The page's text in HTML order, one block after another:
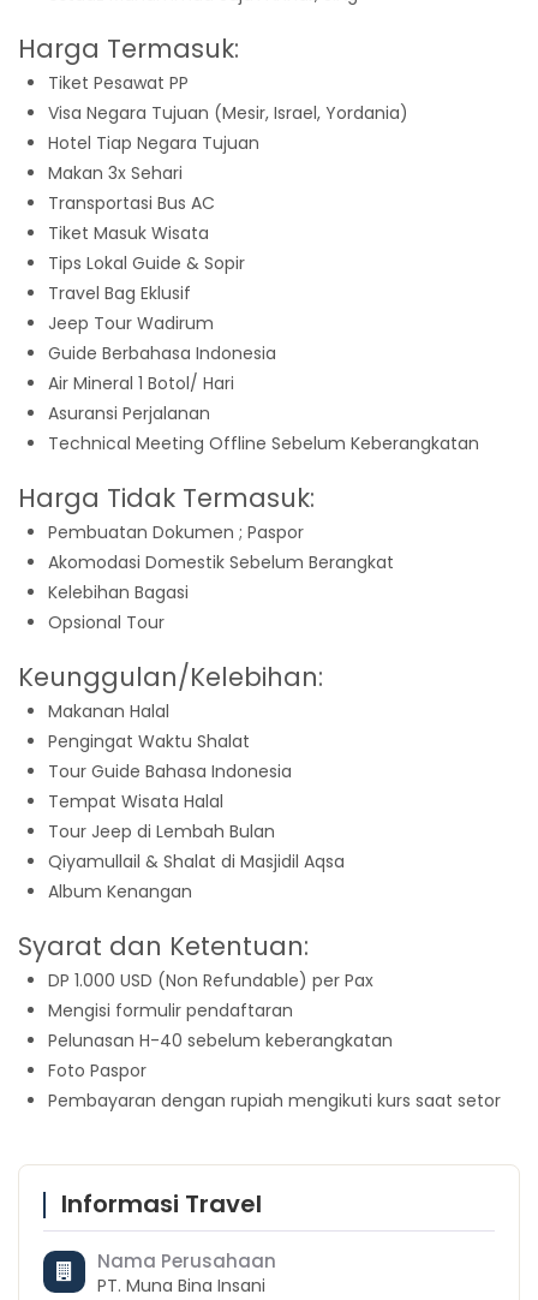
Harga Termasuk:
Tiket Pesawat PP
Visa Negara Tujuan (Mesir, Israel, Yordania)
Hotel Tiap Negara Tujuan
Makan 3x Sehari
Transportasi Bus AC
Tiket Masuk Wisata
Tips Lokal Guide & Sopir
Travel Bag Eklusif
Jeep Tour Wadirum
Guide Berbahasa Indonesia
Air Mineral 1 Botol/ Hari
Asuransi Perjalanan
Technical Meeting Offline Sebelum Keberangkatan
Harga Tidak Termasuk:
Pembuatan Dokumen ; Paspor
Akomodasi Domestik Sebelum Berangkat
Kelebihan Bagasi
Opsional Tour
Keunggulan/Kelebihan:
Makanan Halal
Pengingat Waktu Shalat
Tour Guide Bahasa Indonesia
Tempat Wisata Halal
Tour Jeep di Lembah Bulan
Qiyamullail & Shalat di Masjidil Aqsa
Album Kenangan
Syarat dan Ketentuan:
DP 1.000 USD (Non Refundable) per Pax
Mengisi formulir pendaftaran
Pelunasan H-40 sebelum keberangkatan
Foto Paspor
Pembayaran dengan rupiah mengikuti kurs saat setor
Informasi Travel
Nama Perusahaan
PT. Muna Bina Insani